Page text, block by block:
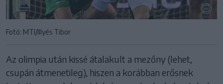
Fotó: MTI/Illyés Tibor
Az olimpia után kissé átalakult a mezőny (lehet,
csupán átmenetileg), hiszen a korábban erősnek